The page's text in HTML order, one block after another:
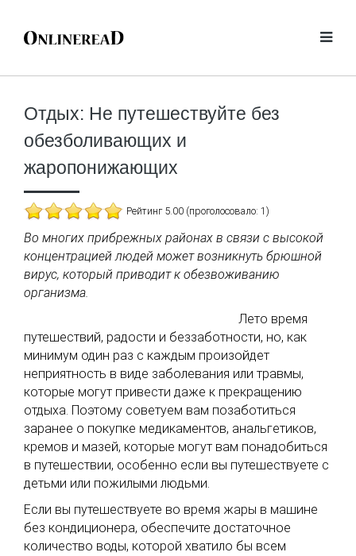
Отдых: Не путешествуйте без
обезболивающих и
жаропонижающих
Рейтинг 5.00 (проголосовало: 1)
Во многих прибрежных районах в связи с высокой
концентрацией людей может возникнуть брюшной
вирус, который приводит к обезвоживанию
организма.
Лето время
путешествий, радости и беззаботности, но, как
минимум один раз с каждым произойдет
неприятность в виде заболевания или травмы,
которые могут привести даже к прекращению
отдыха. Поэтому советуем вам позаботиться
заранее о покупке медикаментов, анальгетиков,
кремов и мазей, которые могут вам понадобиться
в путешествии, особенно если вы путешествуете с
детьми или пожилыми людьми.
Если вы путешествуете во время жары в машине
без кондиционера, обеспечите достаточное
количество воды, которой хватило бы всем